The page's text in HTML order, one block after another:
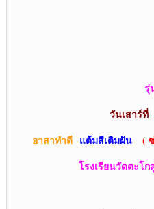
รุ่
วันเสาร์
อาสาทำดี แต้มสีเติมฝัน
(
โรงเรียนวัดตะโก